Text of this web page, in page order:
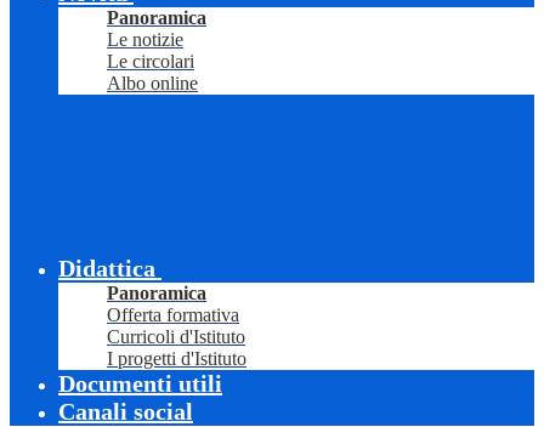
Panoramica
Le notizie
Le circolari
Albo online
Didattica
Panoramica
Offerta formativa
Curricoli d'Istituto
I progetti d'Istituto
Documenti utili
Canali social